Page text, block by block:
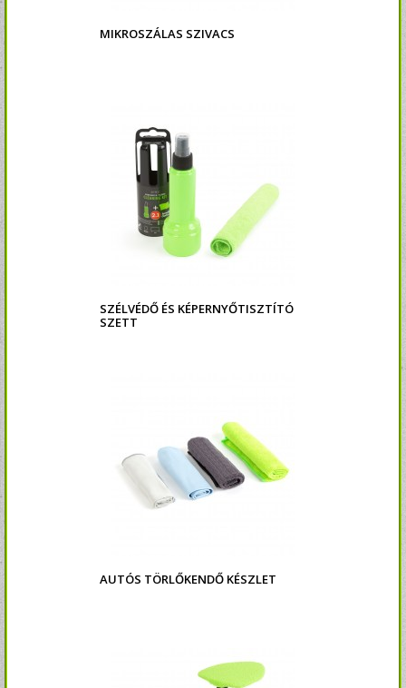
MIKROSZÁLAS SZIVACS
SZÉLVÉDŐ ÉS KÉPERNYŐTISZTÍTÓ
SZETT
AUTÓS TÖRLŐKENDŐ KÉSZLET